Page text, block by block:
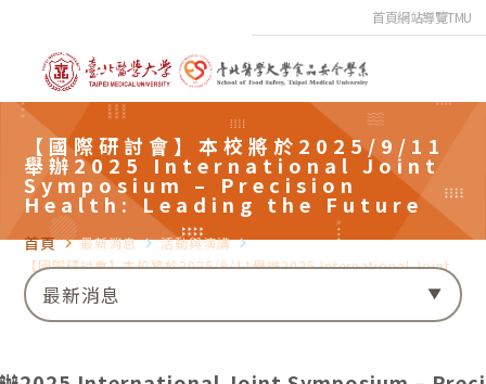
首頁網站導覽TMU
【國際研討會】本校將於2025/9/11
舉辦2025 International Joint
Symposium – Precision
Health: Leading the Future
首頁navigate_next最新消息navigate_next活動與演講navigate_next
【國際研討會】本校將於2025/9/11舉辦2025 International Joint
Symposium – Precision Health: Leading the Future
最新消息